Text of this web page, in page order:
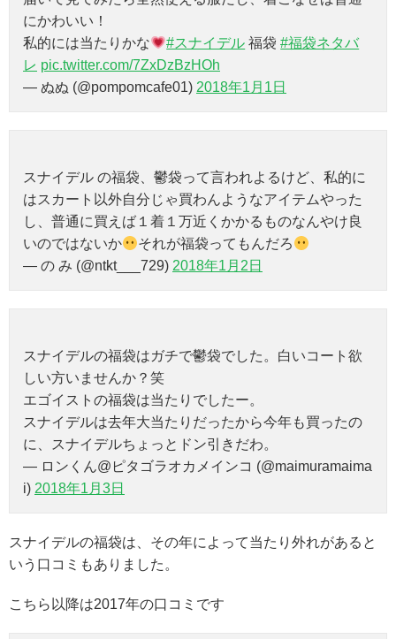
にかわいい！
私的には当たりかな
#スナイデル 福袋#福袋ネタバ
レ pic.twitter.com/7ZxDzBzHOh
— ぬぬ (@pompomcafe01) 2018年1月1日
スナイデル の福袋、鬱袋って言われよるけど、私的に
はスカート以外自分じゃ買わんようなアイテムやった
し、普通に買えば１着１万近くかかるものなんやけ良
いのではないか
それが福袋ってもんだろ
— の み (@ntkt___729) 2018年1月2日
スナイデルの福袋はガチで鬱袋でした。白いコート欲
しい方いませんか？笑
エゴイストの福袋は当たりでしたー。
スナイデルは去年大当たりだったから今年も買ったの
に、スナイデルちょっとドン引きだわ。
— ロンくん@ピタゴラオカメインコ (@maimuramaima
i) 2018年1月3日
スナイデルの福袋は、その年によって当たり外れがあると
いう口コミもありました。
こちら以降は2017年の口コミです